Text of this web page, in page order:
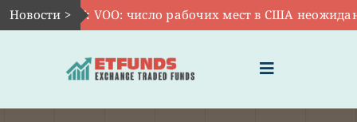
Skip
to
Новости >
Авг 7:VOO: число рабочих мест в США неожиданно
Toggle
Navigation